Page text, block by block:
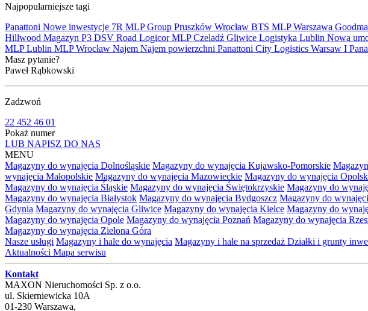
Najpopularniejsze tagi
Panattoni Nowe inwestycje 7R MLP Group Pruszków Wrocław BTS MLPWarszawa
Hillwood Magazyn P3 DSV Road LogicorMLP Czeladź Gliwice Logistyka Lublin Nowa
MLP Lublin MLP Wrocław Najem Najem powierzchni Panattoni City Logistics Warsaw I
Masz pytanie?
Paweł Rąbkowski
Zadzwoń
22 452 46 01
Pokaż numer
LUB NAPISZ DO NAS
MENU
Magazyny do wynajęcia Dolnośląskie Magazyny do wynajęcia Kujawsko-Pomorskie
wynajęcia Małopolskie Magazyny do wynajęcia Mazowieckie Magazyny do wynajęcia
Magazyny do wynajęcia Śląskie Magazyny do wynajęcia Świętokrzyskie Magazyny do
Magazyny do wynajęcia Białystok Magazyny do wynajęcia Bydgoszcz Magazyny do
Gdynia Magazyny do wynajęcia Gliwice Magazyny do wynajęcia Kielce Magazyny do
Magazyny do wynajęcia Opole Magazyny do wynajęcia Poznań Magazyny do wynajęcia
Magazyny do wynajęcia Zielona Góra
Nasze usługi Magazyny i hale do wynajęcia Magazyny i hale na sprzedaż Działki i grunty
Aktualności Mapa serwisu
Kontakt
MAXON Nieruchomości Sp. z o.o.
ul. Skierniewicka 10A
01-230 Warszawa,